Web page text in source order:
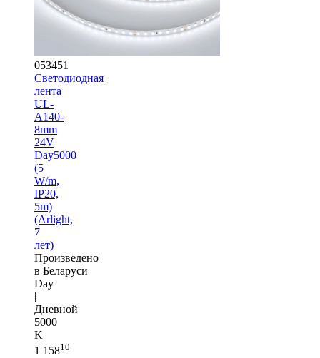
053451
Светодиодная
лента
UL-
A140-
8mm
24V
Day5000
(5
W/m,
IP20,
5m)
(Arlight,
7
лет)
Произведено
в Беларуси
Day
|
Дневной
5000
K
1 15810